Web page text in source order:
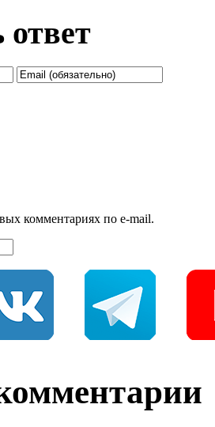
комментариях по e-mail.